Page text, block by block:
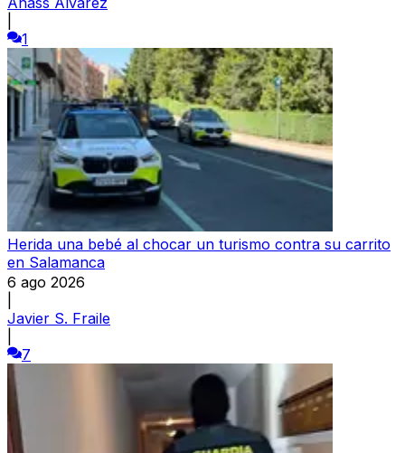
1
Herida una bebé al chocar un turismo contra su carrito
en Salamanca
6 ago 2026
Javier S. Fraile
7